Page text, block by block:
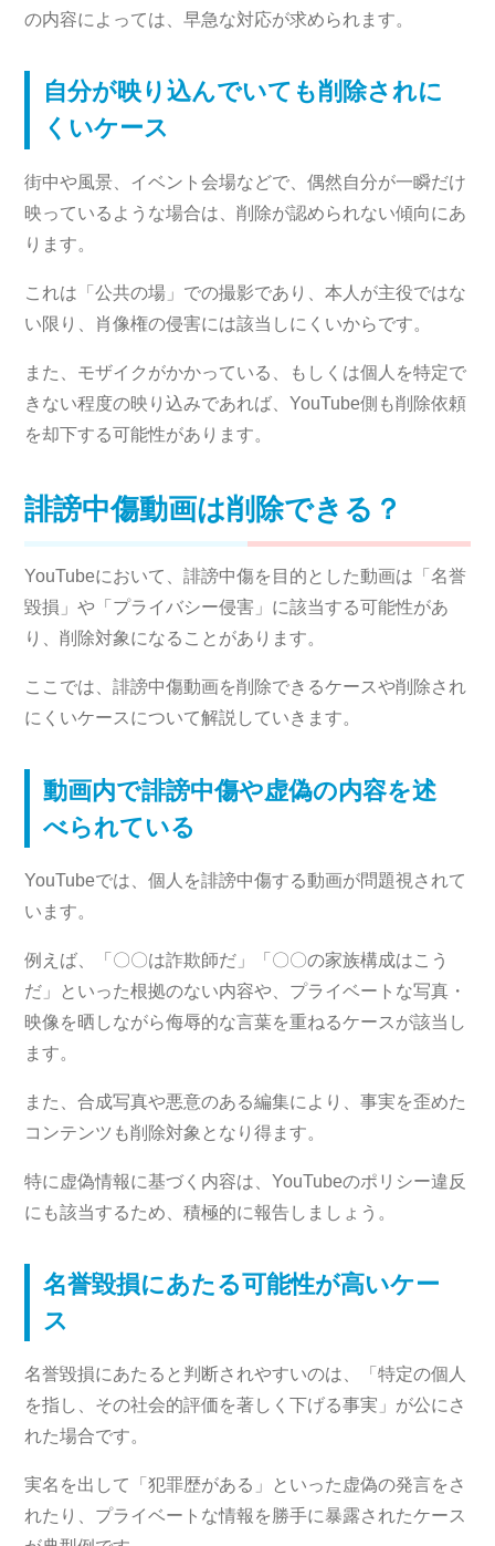
の内容によっては、早急な対応が求められます。
自分が映り込んでいても削除されに
くいケース
街中や風景、イベント会場などで、偶然自分が一瞬だけ
映っているような場合は、削除が認められない傾向にあ
ります。
これは「公共の場」での撮影であり、本人が主役ではな
い限り、肖像権の侵害には該当しにくいからです。
また、モザイクがかかっている、もしくは個人を特定で
きない程度の映り込みであれば、YouTube側も削除依頼
を却下する可能性があります。
誹謗中傷動画は削除できる？
YouTubeにおいて、誹謗中傷を目的とした動画は「名誉
毀損」や「プライバシー侵害」に該当する可能性があ
り、削除対象になることがあります。
ここでは、誹謗中傷動画を削除できるケースや削除され
にくいケースについて解説していきます。
動画内で誹謗中傷や虚偽の内容を述
べられている
YouTubeでは、個人を誹謗中傷する動画が問題視されて
います。
例えば、「〇〇は詐欺師だ」「〇〇の家族構成はこう
だ」といった根拠のない内容や、プライベートな写真・
映像を晒しながら侮辱的な言葉を重ねるケースが該当し
ます。
また、合成写真や悪意のある編集により、事実を歪めた
コンテンツも削除対象となり得ます。
特に虚偽情報に基づく内容は、YouTubeのポリシー違反
にも該当するため、積極的に報告しましょう。
名誉毀損にあたる可能性が高いケー
ス
名誉毀損にあたると判断されやすいのは、「特定の個人
を指し、その社会的評価を著しく下げる事実」が公にさ
れた場合です。
実名を出して「犯罪歴がある」といった虚偽の発言をさ
れたり、プライベートな情報を勝手に暴露されたケース